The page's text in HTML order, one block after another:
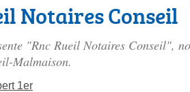
Notaires Conseil
"Rnc Rueil Notaires Conseil",
Malmaison.
1er